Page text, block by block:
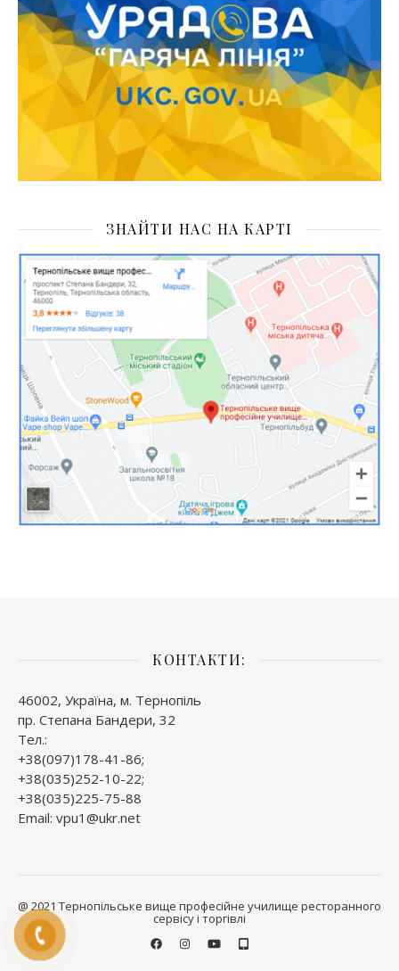
ЗНАЙТИ НАС НА КАРТІ
КОНТАКТИ:
46002, Україна, м. Тернопіль
пр. Степана Бандери, 32
Тел.:
+38(097)178-41-86;
+38(035)252-10-22;
+38(035)225-75-88
Email: vpu1@ukr.net
@ 2021 Тернопільське вище професійне училище ресторанного
сервісу і торгівлі